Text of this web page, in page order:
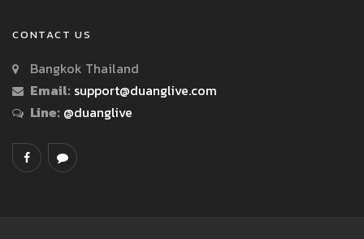
CONTACT US
Bangkok Thailand
Email: support@duanglive.com
Line: @duanglive